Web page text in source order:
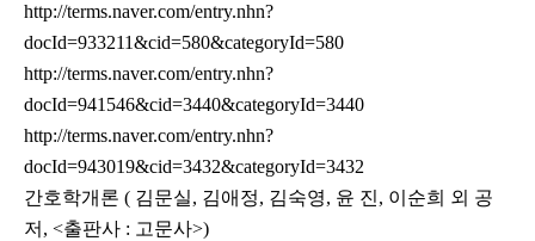
http://terms.naver.com/entry.nhn?
docId=933211&cid=580&categoryId=580
http://terms.naver.com/entry.nhn?
docId=941546&cid=3440&categoryId=3440
http://terms.naver.com/entry.nhn?
docId=943019&cid=3432&categoryId=3432
간호학개론 ( 김문실, 김애정, 김숙영, 윤 진, 이순희 외 공
저, <출판사 : 고문사>)